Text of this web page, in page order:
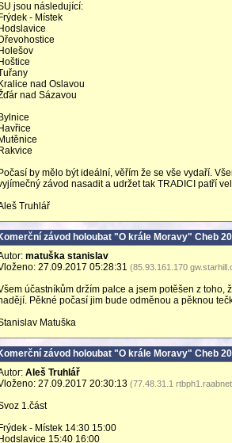
jsou následující:
Frýdek - Místek
Hodslavice
Dřevohostice
Holešov
Hoštice
Kralice nad Oslavou
nad Sázavou
Bylnice
Havřice
Mutěnice
Rakvice
Počasí by mělo být ideální, věřím že se vše vydaří.
závod nasadit a udržet tak TRADICI patří
Truhlář
závod holoubat "O krále Moravy" Cheb
matuška stanislav
27.09.2017 05:28:31 (85.93.161.170
účastníkům držím palce a jsem potěšen z
Pěkné počasí jim bude odměnou a pěknou
Matuška
závod holoubat "O krále Moravy" Cheb
Aleš Truhlář
27.09.2017 20:30:13 (77.48.31.1
1.část
Frýdek - Místek 14:30 15:00
Hodslavice 15:40 16:00